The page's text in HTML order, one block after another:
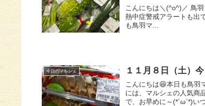
こんにちは＼(^o^)／ 鳥
熱中症警戒アラートも出
も鳥羽マ...
今日のマルシェ １１月８日（土）
こんにちは😆本日も鳥羽
には、マルシェの人気商
で、お早めに～(*´ω`*)い